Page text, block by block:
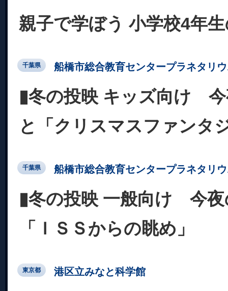
親子で学ぼう 小学校4年
千葉県 船橋市総合教育センタープラネタリ
▮冬の投映 キッズ向け 今
と「クリスマスファンタ
千葉県 船橋市総合教育センタープラネタリ
▮冬の投映 一般向け 今夜
「ＩＳＳからの眺め」
東京都 港区立みなと科学館